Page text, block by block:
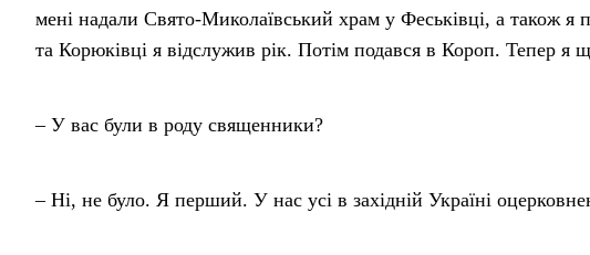
мені надали Свято-Миколаївський храм у Феськівці, а також я
та Корюківці я відслужив рік. Потім подався в Короп. Тепер я
– У вас були в роду священники?
– Ні, не було. Я перший. У нас усі в західній Україні